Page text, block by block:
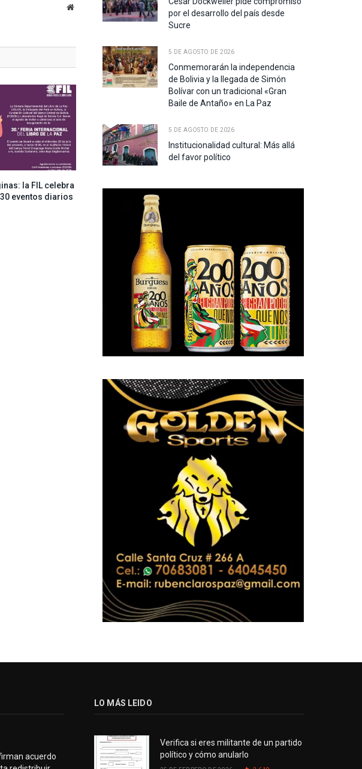
Website
la FIL celebra
eventos diarios
por el desarrollo del país desde
Sucre
5 DE AGOSTO DE 2026
Conmemorarán la independencia
de Bolivia y la llegada de Simón
Bolívar con un tradicional «Gran
Baile de Antaño» en La Paz
5 DE AGOSTO DE 2026
Institucionalidad cultural: Más allá
del favor político
acuerdo
LO MÁS LEIDO
Verifica si eres militante de un partido
político y cómo anularlo